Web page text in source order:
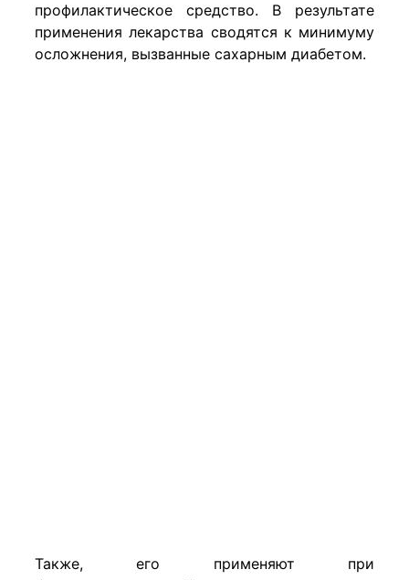
профилактическое средство. В результате
применения лекарства сводятся к минимуму
осложнения, вызванные сахарным диабетом.
Также, его применяют при